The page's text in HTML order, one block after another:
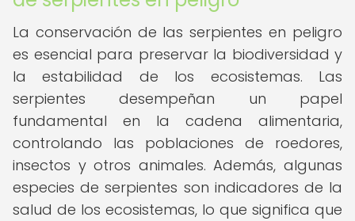
La conservación de las serpientes en peligro
es esencial para preservar la biodiversidad y
la estabilidad de los ecosistemas. Las
serpientes desempeñan un papel
fundamental en la cadena alimentaria,
controlando las poblaciones de roedores,
insectos y otros animales. Además, algunas
especies de serpientes son indicadores de la
salud de los ecosistemas, lo que significa que